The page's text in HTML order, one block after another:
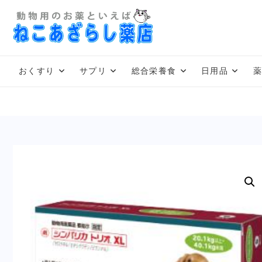
content
おくすり サプリ 総合栄養食 日用品